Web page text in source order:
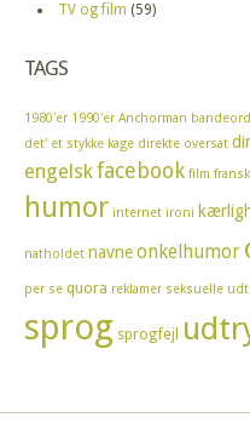
TV og film (59)
TAGS
1980'er 1990'er Anchorman bandeord
det' et stykke kage direkte oversat
engelskfacebook film fransk
humor internet ironi
natholdet navneonkelhumor
per se quora reklamer seksuelle
sprog sprogfejl